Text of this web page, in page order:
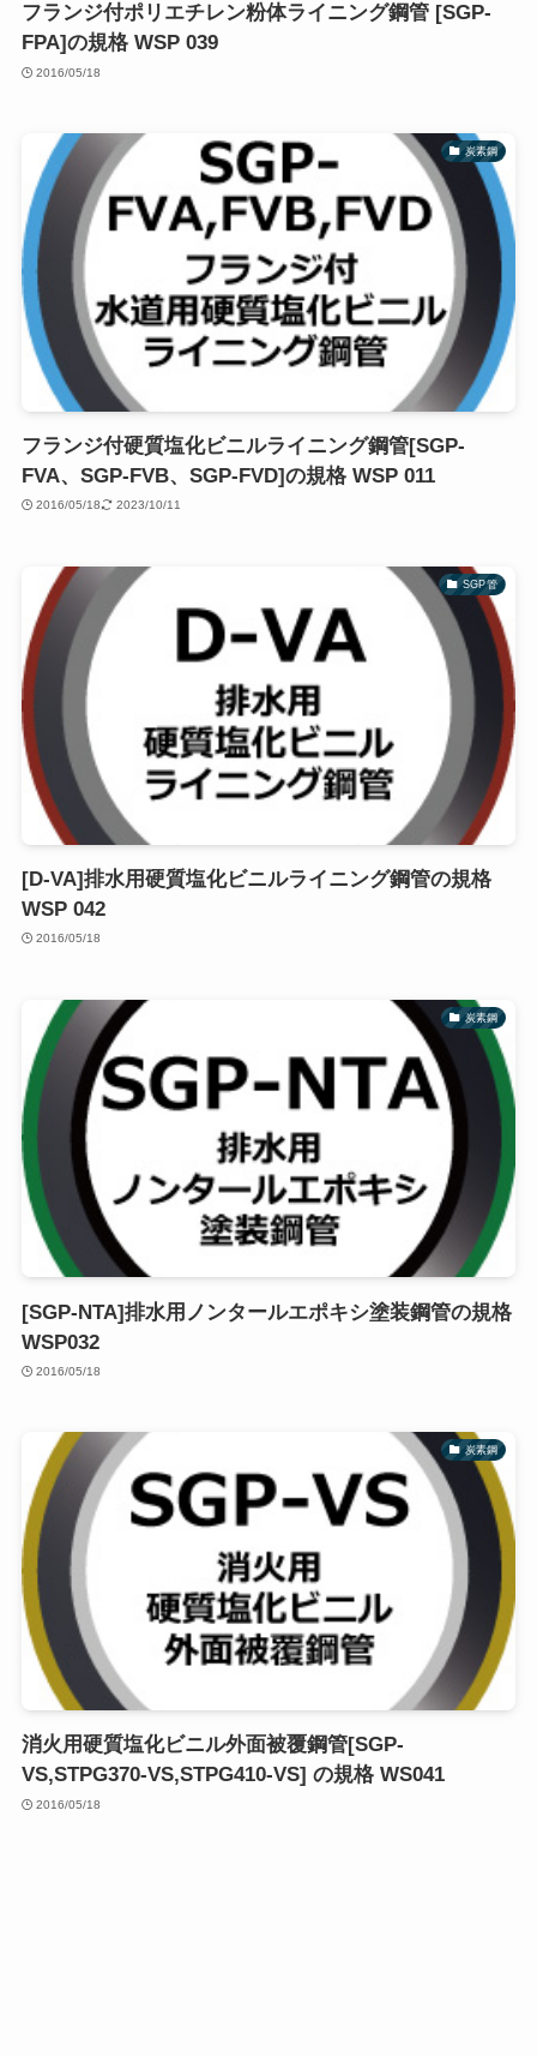
フランジ付ポリエチレン粉体ライニング鋼管 [SGP-
FPA]の規格 WSP 039
2016/05/18
炭素鋼
フランジ付硬質塩化ビニルライニング鋼管[SGP-
FVA、SGP-FVB、SGP-FVD]の規格 WSP 011
2016/05/18 2023/10/11
SGP管
[D-VA]排水用硬質塩化ビニルライニング鋼管の規格
WSP 042
2016/05/18
炭素鋼
[SGP-NTA]排水用ノンタールエポキシ塗装鋼管の規格
WSP032
2016/05/18
炭素鋼
消火用硬質塩化ビニル外面被覆鋼管[SGP-
VS,STPG370-VS,STPG410-VS] の規格 WS041
2016/05/18